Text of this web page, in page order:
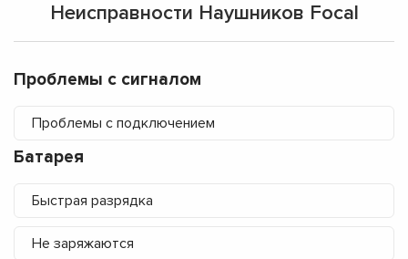
Неисправности Наушников Focal
Проблемы с сигналом
Проблемы с подключением
Батарея
Быстрая разрядка
Не заряжаются